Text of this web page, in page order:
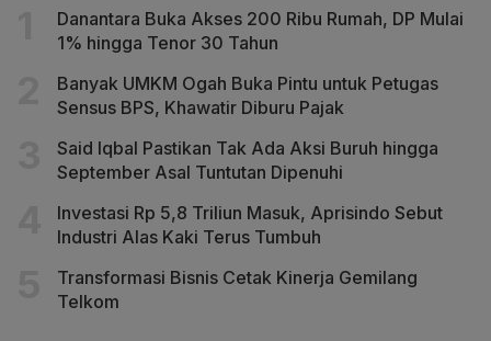
Danantara Buka Akses 200 Ribu Rumah, DP Mulai
1% hingga Tenor 30 Tahun
Banyak UMKM Ogah Buka Pintu untuk Petugas
Sensus BPS, Khawatir Diburu Pajak
Said Iqbal Pastikan Tak Ada Aksi Buruh hingga
September Asal Tuntutan Dipenuhi
Investasi Rp 5,8 Triliun Masuk, Aprisindo Sebut
Industri Alas Kaki Terus Tumbuh
Transformasi Bisnis Cetak Kinerja Gemilang
Telkom